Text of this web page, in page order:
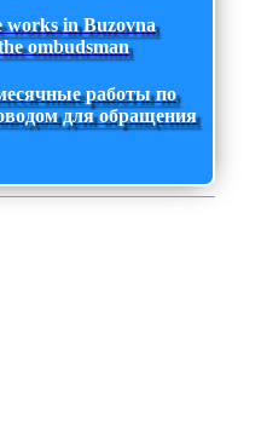
works in Buzovna
ombudsman
работы по
для обращения